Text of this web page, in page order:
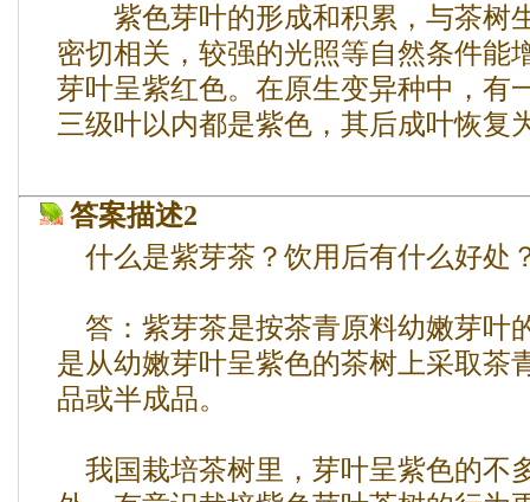
紫色芽叶的形成和积累，与茶树
密切相关，较强的光照等自然条件能
芽叶呈紫红色。在原生变异种中，有
三级叶以内都是紫色，其后成叶恢复
答案描述2
什么是紫芽茶？饮用后有什么好处
答：紫芽茶是按茶青原料幼嫩芽叶
是从幼嫩芽叶呈紫色的茶树上采取茶
品或半成品。
我国栽培茶树里，芽叶呈紫色的不